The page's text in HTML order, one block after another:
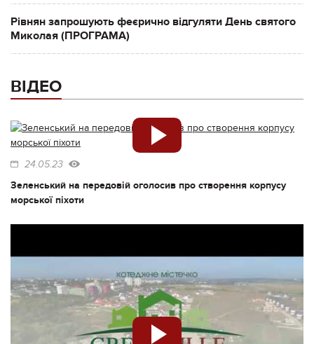
Рівнян запрошують феєрично відгуляти День святого
Миколая (ПРОГРАМА)
ВІДЕО
24.05.23
Зеленський на передовій оголосив про створення корпусу
морської піхоти